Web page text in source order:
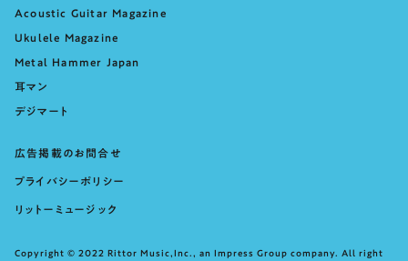
Acoustic Guitar Magazine
Ukulele Magazine
Metal Hammer Japan
耳マン
デジマート
広告掲載のお問合せ
プライバシーポリシー
リットーミュージック
Copyright © 2022 Rittor Music,Inc., an Impress Group company. All right